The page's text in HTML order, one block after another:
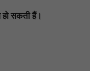
सकती हैं।